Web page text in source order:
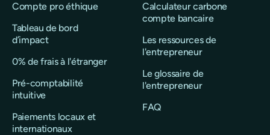
Compte pro éthique
Tableau de bord
d’impact
0% de frais à l'étranger
Pré-comptabilité
intuitive
Paiements locaux et
internationaux
Calculateur carbone
compte bancaire
Les ressources de
l'entrepreneur
Le glossaire de
l'entrepreneur
FAQ